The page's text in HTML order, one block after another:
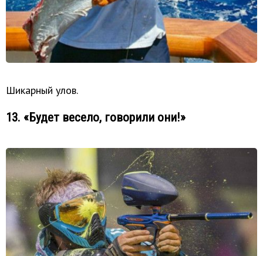
Шикарный улов.
13. «Будет весело, говорили они!»